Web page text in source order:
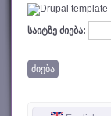
საიტზე ძიება: